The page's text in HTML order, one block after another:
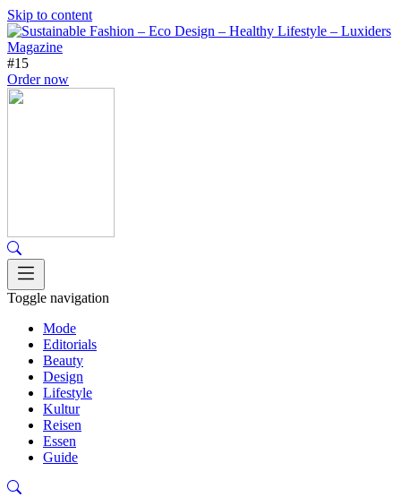
Skip to content
#15
Order now
Toggle navigation
Mode
Editorials
Beauty
Design
Lifestyle
Kultur
Reisen
Essen
Guide